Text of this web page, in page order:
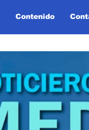
Contenido